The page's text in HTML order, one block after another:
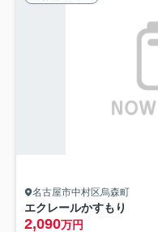
名古屋市中村区烏森町
エクレールかすもり
2,090万円